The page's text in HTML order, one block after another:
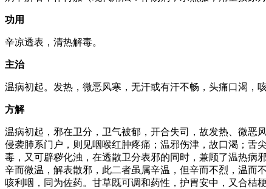
功用
辛凉透表，清热解毒。
主治
温病初起。发热，微恶风寒，无汗或有汗不畅，头痛口渴，
方解
温病初起，邪在卫分，卫气被郁，开合失司，故发热、微恶
侵袭肺系门户，则见咽喉红肿疼痛；温邪伤津，故口渴；舌
毒，又可辟秽化浊，在透散卫分表邪的同时，兼顾了温热病
辛而微温，解表散邪，此二者虽属辛温，但辛而不烈，温而
咳利咽，同为佐药。甘草既可调和药性，护胃安中，又合桔